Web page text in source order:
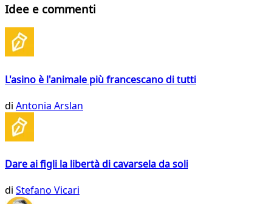
Idee e commenti
L'asino è l'animale più francescano di tutti
di Antonia Arslan
Dare ai figli la libertà di cavarsela da soli
di Stefano Vicari